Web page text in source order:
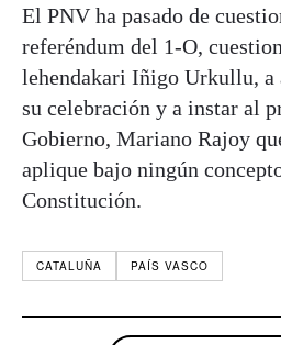
El PNV ha pasado de
referéndum del 1-O,
lehendakari Iñigo Urkullu, a
su celebración y a instar al
Gobierno, Mariano Rajoy
aplique bajo ningún
Constitución.
CATALUÑA PAÍS VASCO